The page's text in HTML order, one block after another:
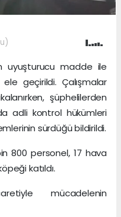
uyuşturucu madde ile
geçirildi. Çalışmalar
şüphelilerden
adli kontrol hükümleri
sürdüğü bildirildi.
800 personel, 17 hava
katıldı.
mücadelenin